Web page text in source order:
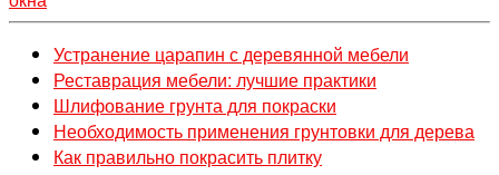
Устранение царапин с деревянной мебели
Реставрация мебели: лучшие практики
Шлифование грунта для покраски
Необходимость применения грунтовки для дерева
Как правильно покрасить плитку